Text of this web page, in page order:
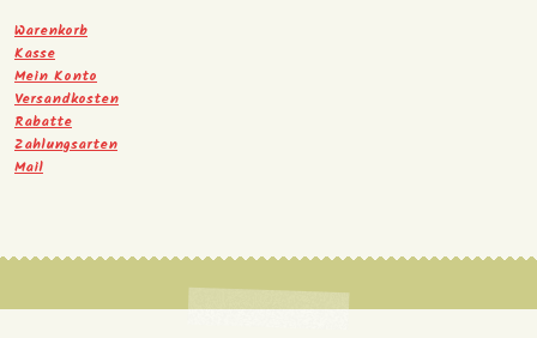
Warenkorb
Kasse
Mein Konto
Versandkosten
Rabatte
Zahlungsarten
Mail